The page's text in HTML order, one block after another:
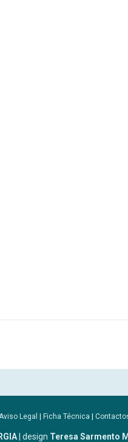
Legal | Ficha Técnica |
| design Teresa Sarmento